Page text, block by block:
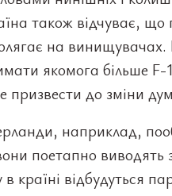
також відчуває, що
на
якомога більше
призвести до зміни
наприклад,
поетапно виводять
в країні відбудуться